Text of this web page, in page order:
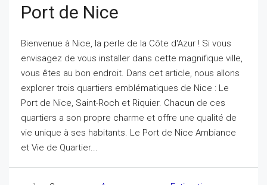
Port de Nice
Bienvenue à Nice, la perle de la Côte d'Azur ! Si vous
envisagez de vous installer dans cette magnifique ville,
vous êtes au bon endroit. Dans cet article, nous allons
explorer trois quartiers emblématiques de Nice : Le
Port de Nice, Saint-Roch et Riquier. Chacun de ces
quartiers a son propre charme et offre une qualité de
vie unique à ses habitants. Le Port de Nice Ambiance
et Vie de Quartier...